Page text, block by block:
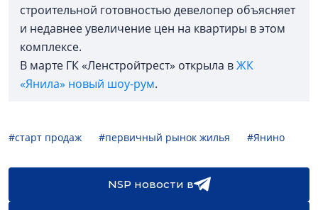
строительной готовностью девелопер объясняет
и недавнее увеличение цен на квартиры в этом
комплексе.
В марте ГК «Ленстройтрест» открыла вЖК
«Янила» новый шоу-рум.
#старт продаж #первичный рынок жилья #Янино
NSP новости в